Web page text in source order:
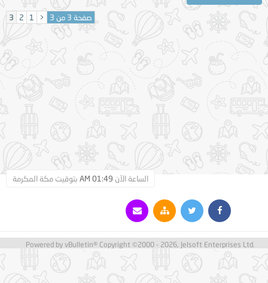
صفحة 3 من 3 <
1
2
3
الساعة الآن 01:49 AM بتوقيت مكة المكرمة
Powered by vBulletin® Copyright ©2000 - 2026, Jelsoft Enterprises Ltd.